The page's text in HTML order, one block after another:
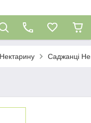
Саджанці